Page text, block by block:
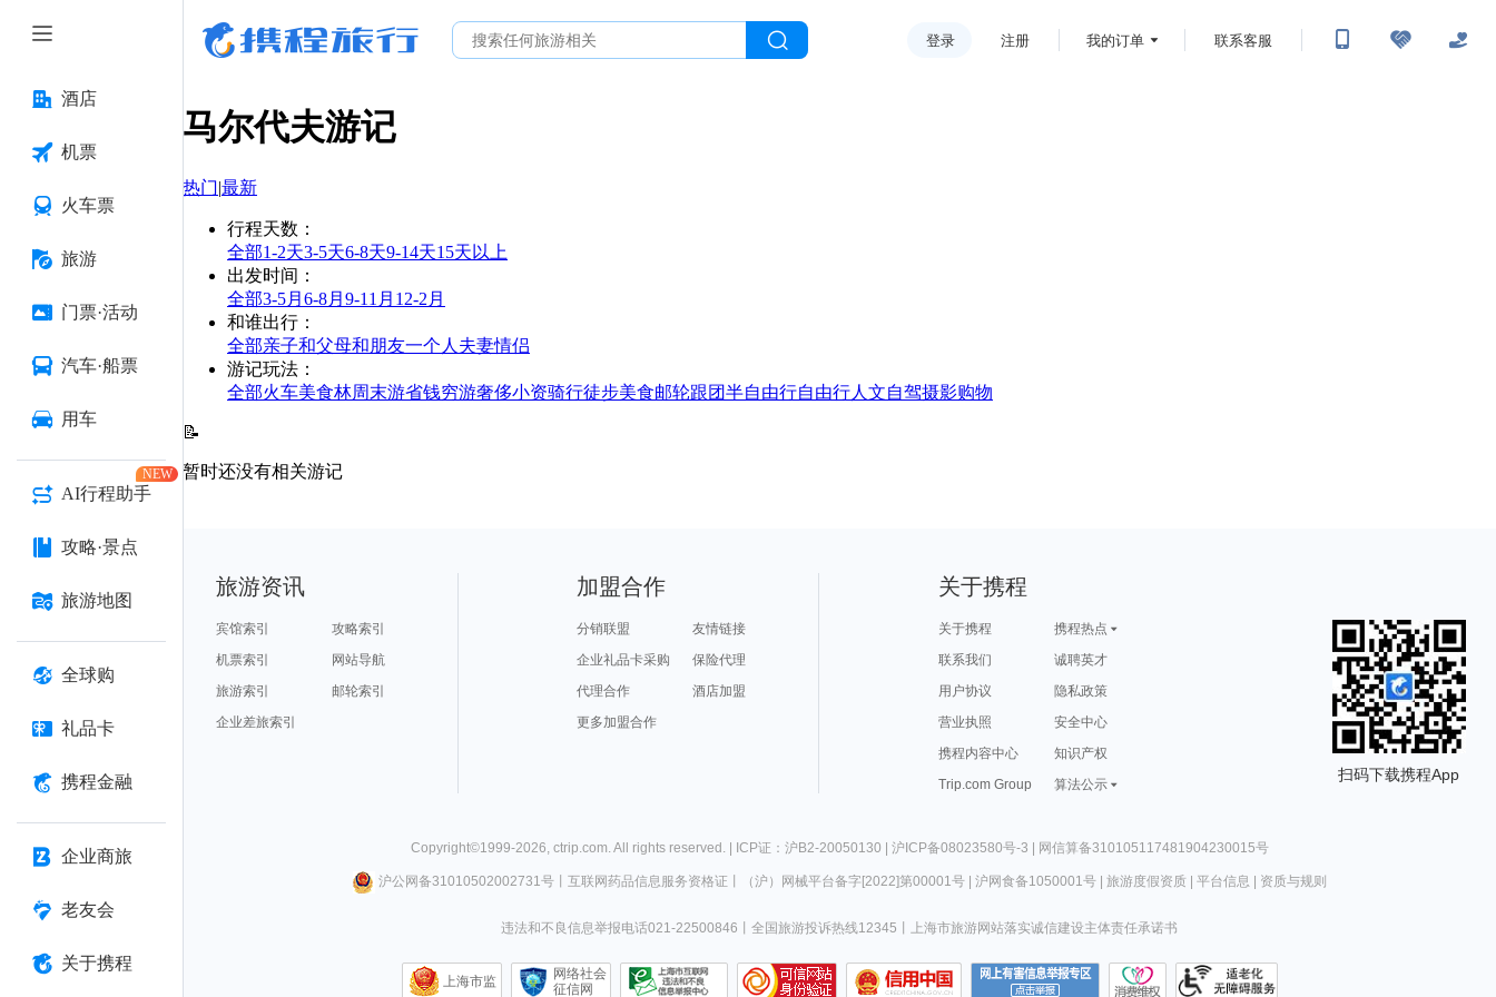
酒店
机票
火车票
旅游
门票·活动
汽车·船票
用车
AI行程助手
NEW
攻略·景点
旅游地图
全球购
礼品卡
携程金融
企业商旅
老友会
关于携程
登录 注册 我的订单 联系客服
马尔代夫游记
热门|最新
行程天数 ：
全部1-2天3-5天6-8天9-14天15天以上
出发时间 ：
全部3-5月 6-8月 9-11月 12-2月
和谁出行 ：
全部亲子和父母和朋友一个人 夫妻情侣
游记玩法 ：
全部火车美食林周末游省钱穷游奢侈小资骑行徒步美食邮轮跟团半自由行自由行人文自驾摄影购物
📝
暂时还没有相关游记
旅游资讯
宾馆索引
攻略索引
机票索引
网站导航
旅游索引
邮轮索引
企业差旅索引
加盟合作
分销联盟
友情链接
企业礼品卡采购
保险代理
代理合作
酒店加盟
更多加盟合作
关于携程
关于携程
携程热点
联系我们
诚聘英才
用户协议
隐私政策
营业执照
安全中心
携程内容中心
知识产权
Trip.com Group
算法公示
扫码下载携程App
Copyright©1999-2026, ctrip.com. All rights reserved. | ICP证：沪B2-20050130 | 沪ICP备08023580号-3 | 网信算备310105117481904230015号
沪公网备31010502002731号丨 互联网药品信息服务资格证 （沪）网械平台备字[2022]第00001号| 沪网食备1050001号| 旅游度假资质| 平台信息 资质与规则
违法和不良信息举报电话021-22500846 全国旅游投诉热线12345 上海市旅游网站落实诚信建设主体责任承诺书
上海市监
网络社会
征信网